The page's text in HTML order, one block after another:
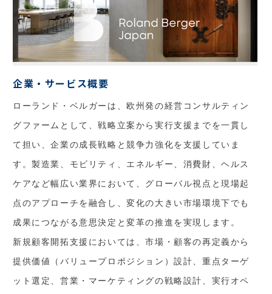
企業・サービス概要
ローランド・ベルガーは、欧州発の経営コンサルティン
グファームとして、戦略立案から実行支援までを一貫し
て担い、企業の成長戦略と競争力強化を支援していま
す。製造業、モビリティ、エネルギー、消費財、ヘルス
ケアなど幅広い業界において、グローバル視点と現場起
点のアプローチを融合し、変化の大きい市場環境下でも
成果につながる意思決定と変革の推進を実現します。
新規顧客開拓支援においては、市場・顧客の再定義から
提供価値（バリュープロポジション）設計、重点ターゲ
ット選定、営業・マーケティングの戦略設計、実行オペ